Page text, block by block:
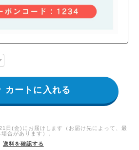
カートに入れる
日(金)にお届けします（お届け先によって、最
合があります）。
送料を確認する